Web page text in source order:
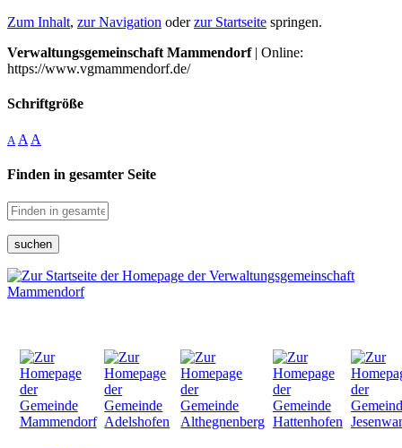
Zum Inhalt, zur Navigation oderzur Startseite springen.
Verwaltungsgemeinschaft Mammendorf| Online:
https://www.vgmammendorf.de/
Schriftgröße
A A A
Finden in gesamter Seite
suchen